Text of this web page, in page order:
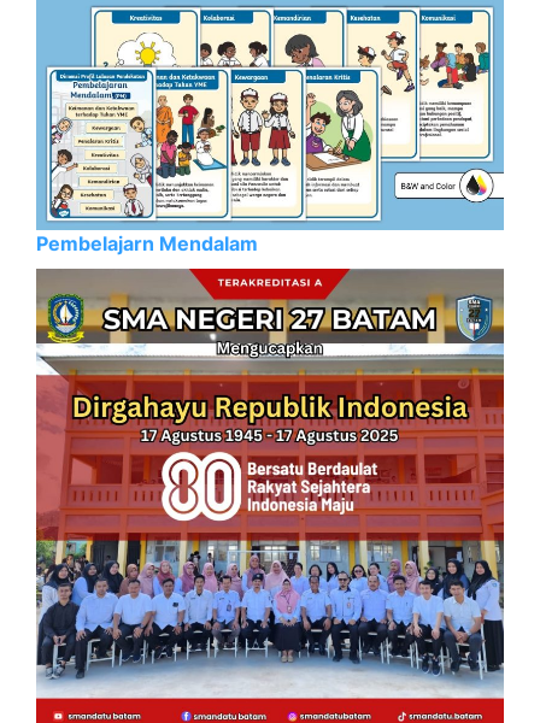
Pembelajarn Mendalam